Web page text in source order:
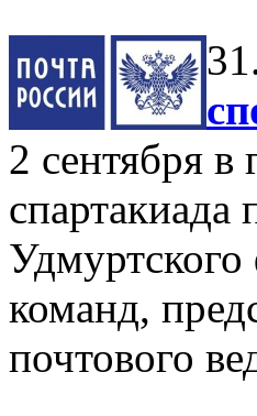
2 сентября в
команд,
почтового